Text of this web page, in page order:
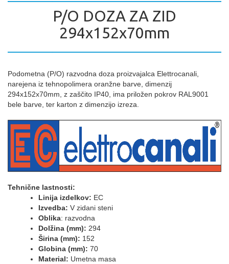
P/O DOZA ZA ZID
294x152x70mm
Podometna (P/O) razvodna doza proizvajalca Elettrocanali,
narejena iz tehnopolimera oranžne barve, dimenzij
294x152x70mm, z zaščito IP40, ima priložen pokrov RAL9001
bele barve, ter karton z dimenzijo izreza.
Tehnične lastnosti:
Linija izdelkov: EC
Izvedba: V zidani steni
Oblika: razvodna
Dolžina (mm): 294
Širina (mm): 152
Globina (mm): 70
Material: Umetna masa